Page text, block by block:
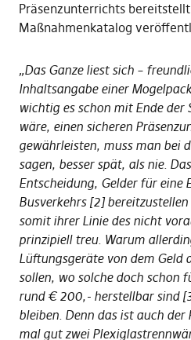
Präsenzunterrichts
Maßnahmenkatalog
„Das Ganze liest sich –
Inhaltsangabe einer
wichtig es schon mit Ende der
wäre, einen sicheren
gewährleisten, muss man bei
sagen, besser spät, als nie.
Entscheidung, Gelder für eine
Busverkehrs [2]
somit ihrer Linie des nicht
prinzipiell treu. Warum
Lüftungsgeräte von dem Geld
sollen, wo solche doch schon
rund € 200,- herstellbar sind
bleiben. Denn das ist auch
mal gut zwei